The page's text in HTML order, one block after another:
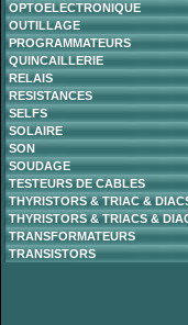
OPTOELECTRONIQUE
OUTILLAGE
PROGRAMMATEURS
QUINCAILLERIE
RELAIS
RESISTANCES
SELFS
SOLAIRE
SON
SOUDAGE
TESTEURS DE CABLES
THYRISTORS & TRIAC &
THYRISTORS & TRIACS &
TRANSFORMATEURS
TRANSISTORS